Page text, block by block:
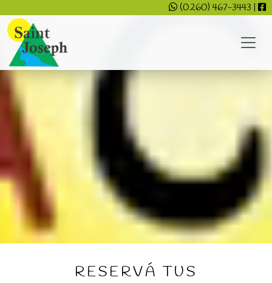
(0260) 467-3443
RESERVÁ TUS